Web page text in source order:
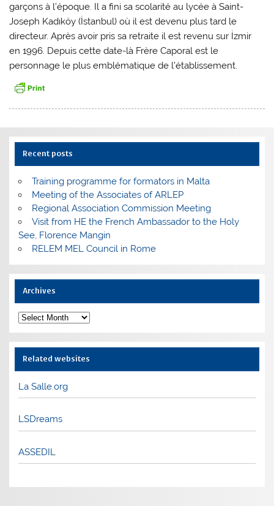
garçons à l’époque. Il a fini sa scolarité au lycée à Saint-
Joseph Kadıköy (İstanbul) où il est devenu plus tard le
directeur. Après avoir pris sa retraite il est revenu sur İzmir
en 1996. Depuis cette date-là Frère Caporal est le
personnage le plus emblématique de l’établissement.
Recent posts
Training programme for formators in Malta
Meeting of the Associates of ARLEP
Regional Association Commission Meeting
Visit from HE the French Ambassador to the Holy
See, Florence Mangin
RELEM MEL Council in Rome
Archives
Archives
Related websites
La Salle.org
LSDreams
ASSEDIL